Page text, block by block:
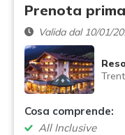
Prenota
Valida dal 10/01/
Cosa comprende:
All Inclusive